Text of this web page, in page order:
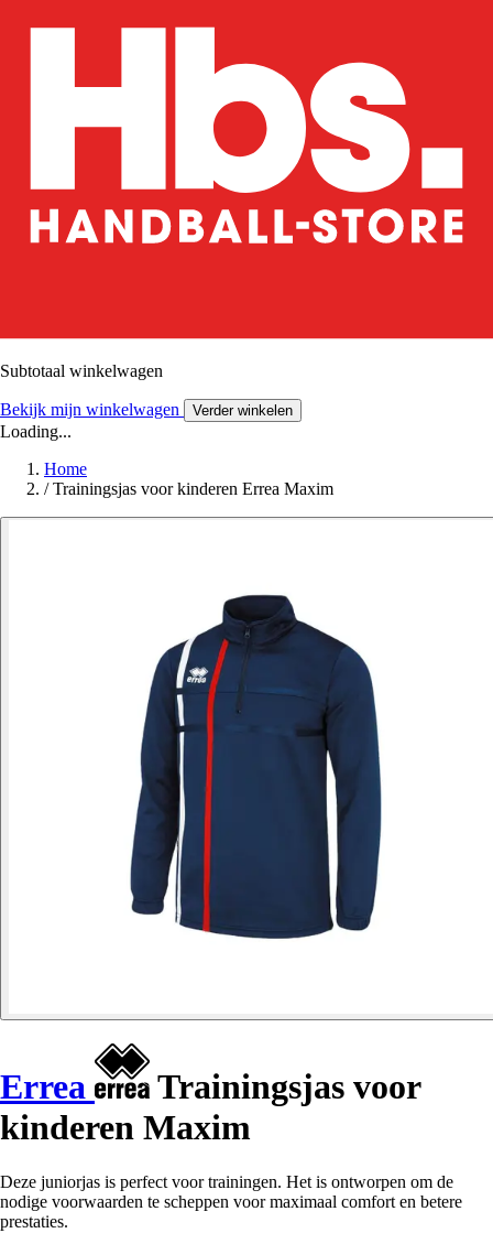
Subtotaal winkelwagen
Bekijk mijn winkelwagen Verder winkelen
Loading...
Home
/ Trainingsjas voor kinderen Errea Maxim
Errea
Trainingsjas voor
kinderen Maxim
Deze juniorjas is perfect voor trainingen. Het is ontworpen om de
nodige voorwaarden te scheppen voor maximaal comfort en betere
prestaties.